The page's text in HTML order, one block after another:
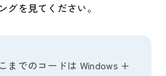
グを見てください。
までのコードは Windows +